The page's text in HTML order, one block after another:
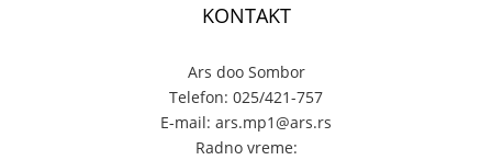
KONTAKT
Ars doo Sombor
Telefon: 025/421-757
E-mail: ars.mp1@ars.rs
Radno vreme: